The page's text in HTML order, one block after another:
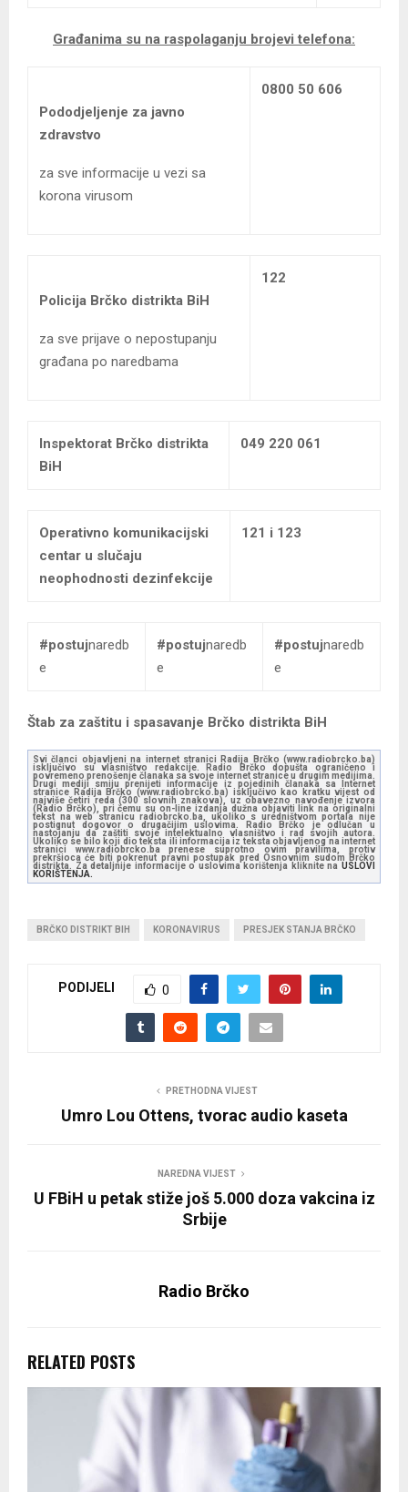
Građanima su na raspolaganju brojevi telefona:
Pododjeljenje za javno
zdravstvo
za sve informacije u vezi sa
korona virusom
0800 50 606
Policija Brčko distrikta BiH
za sve prijave o nepostupanju
građana po naredbama
122
Inspektorat Brčko distrikta
BiH
049 220 061
Operativno komunikacijski
centar u slučaju
neophodnosti dezinfekcije
121 i 123
#postujnaredb
e
#postujnaredb
e
#postujnaredb
e
Štab za zaštitu i spasavanje Brčko distrikta BiH
Svi članci objavljeni na internet stranici Radija Brčko (www.radiobrcko.ba)
isključivo su vlasništvo redakcije. Radio Brčko dopušta ograničeno i
povremeno prenošenje članaka sa svoje internet stranice u drugim medijima.
Drugi mediji smiju prenijeti informacije iz pojedinih članaka sa Internet
stranice Radija Brčko (www.radiobrcko.ba) isključivo kao kratku vijest od
najviše četiri reda (300 slovnih znakova), uz obavezno navođenje izvora
(Radio Brčko), pri čemu su on-line izdanja dužna objaviti link na originalni
tekst na web stranicu radiobrcko.ba, ukoliko s uredništvom portala nije
postignut dogovor o drugačijim uslovima. Radio Brčko je odlučan u
nastojanju da zaštiti svoje intelektualno vlasništvo i rad svojih autora.
Ukoliko se bilo koji dio teksta ili informacija iz teksta objavljenog na internet
stranici www.radiobrcko.ba prenese suprotno ovim pravilima, protiv
prekršioca će biti pokrenut pravni postupak pred Osnovnim sudom Brčko
distrikta. Za detaljnije informacije o uslovima korištenja kliknite na USLOVI
KORIŠTENJA.
BRČKO DISTRIKT BIH KORONAVIRUS PRESJEK STANJA BRČKO
PODIJELI 0
PRETHODNA VIJEST
Umro Lou Ottens, tvorac audio kaseta
NAREDNA VIJEST
U FBiH u petak stiže još 5.000 doza vakcina iz
Srbije
Radio Brčko
RELATED POSTS